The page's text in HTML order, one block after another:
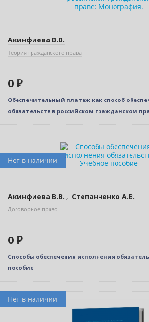
Акинфиева В.В.
Теория гражданского права
0 ₽
Обеспечительный платеж как способ
обязательств в российском гражданском
Нет в наличии
Акинфиева В.В. , Степанченко А.В.
Договорное право
0 ₽
Способы обеспечения исполнения
пособие
Нет в наличии